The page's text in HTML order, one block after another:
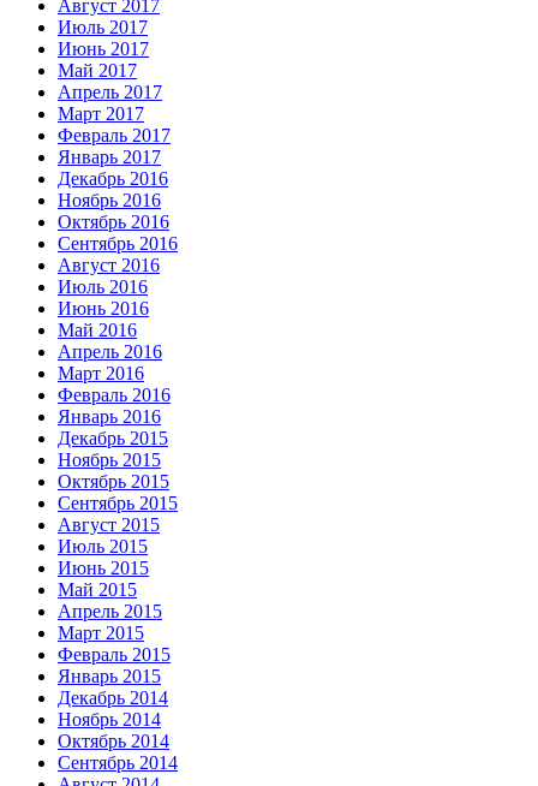
Август 2017
Июль 2017
Июнь 2017
Май 2017
Апрель 2017
Март 2017
Февраль 2017
Январь 2017
Декабрь 2016
Ноябрь 2016
Октябрь 2016
Сентябрь 2016
Август 2016
Июль 2016
Июнь 2016
Май 2016
Апрель 2016
Март 2016
Февраль 2016
Январь 2016
Декабрь 2015
Ноябрь 2015
Октябрь 2015
Сентябрь 2015
Август 2015
Июль 2015
Июнь 2015
Май 2015
Апрель 2015
Март 2015
Февраль 2015
Январь 2015
Декабрь 2014
Ноябрь 2014
Октябрь 2014
Сентябрь 2014